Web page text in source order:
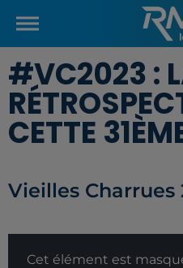
#VC2023 :
CETTE
Vieilles Charrues
Cet élément est